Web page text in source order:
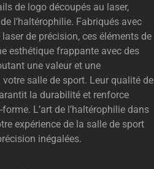
de logo découpés au laser,
l’haltérophilie. Fabriqués avec
de précision, ces éléments de
esthétique frappante avec des
une valeur et une
salle de sport. Leur qualité de
la durabilité et renforce
L’art de l’haltérophilie dans
expérience de la salle de sport
inégalées.